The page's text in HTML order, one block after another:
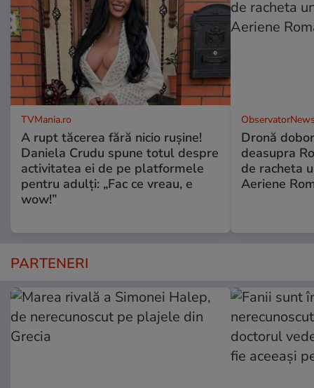
TVMania.ro
A rupt tăcerea fără nicio rușine!
Daniela Crudu spune totul despre
activitatea ei de pe platformele
pentru adulți: „Fac ce vreau, e
wow!”
Dronă
deasupra
de racheta
Aeriene
PARTENERI